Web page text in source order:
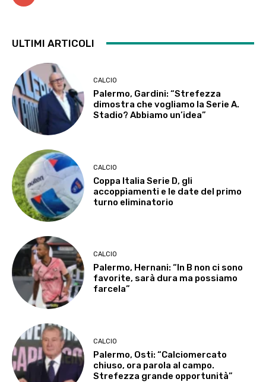
ULTIMI ARTICOLI
CALCIO
Palermo, Gardini: “Strefezza
dimostra che vogliamo la Serie A.
Stadio? Abbiamo un’idea”
CALCIO
Coppa Italia Serie D, gli
accoppiamenti e le date del primo
turno eliminatorio
CALCIO
Palermo, Hernani: “In B non ci sono
favorite, sarà dura ma possiamo
farcela”
CALCIO
Palermo, Osti: “Calciomercato
chiuso, ora parola al campo.
Strefezza grande opportunità”